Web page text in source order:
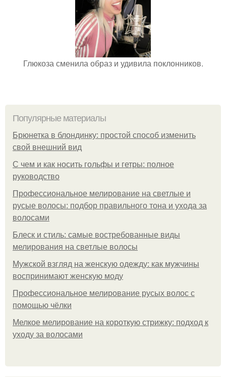
Глюкоза сменила образ и удивила поклонников.
Популярные материалы
Брюнетка в блондинку: простой способ изменить
свой внешний вид
С чем и как носить гольфы и гетры: полное
руководство
Профессиональное мелирование на светлые и
русые волосы: подбор правильного тона и ухода за
волосами
Блеск и стиль: самые востребованные виды
мелирования на светлые волосы
Мужской взгляд на женскую одежду: как мужчины
воспринимают женскую моду
Профессиональное мелирование русых волос с
помощью чёлки
Мелкое мелирование на короткую стрижку: подход к
уходу за волосами